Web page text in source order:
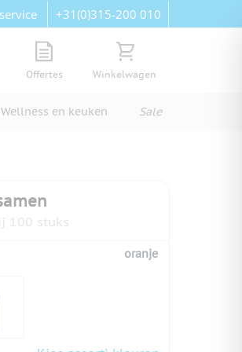
+31(0)315-200 010
View quote, Quote is empty
Offertes
Bekijk winkelwagen,
Winkelwagen
Wellness en keuken Sale
100 stuks
oranje